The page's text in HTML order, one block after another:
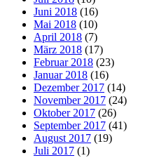
Juni 2018 (16)
Mai 2018 (10)
April 2018 (7)
März 2018 (17)
Februar 2018 (23)
Januar 2018 (16)
Dezember 2017 (14)
November 2017 (24)
Oktober 2017 (26)
September 2017 (41)
August 2017 (19)
Juli 2017 (1)